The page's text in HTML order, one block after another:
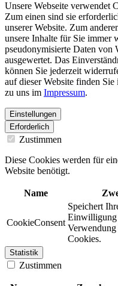
Unsere Webseite verwendet
Zum einen sind sie
unserer Website. Zum
unsere Inhalte für Sie immer
pseudonymisierte Daten von
ausgewertet. Das
können Sie jederzeit
auf dieser Website finden Sie
zu uns im Impressum.
Einstellungen
Erforderlich
Zustimmen
Diese Cookies werden für
Website benötigt.
Name
CookieConsent
Speichert
Einwilligung
Cookies.
Statistik
Zustimmen